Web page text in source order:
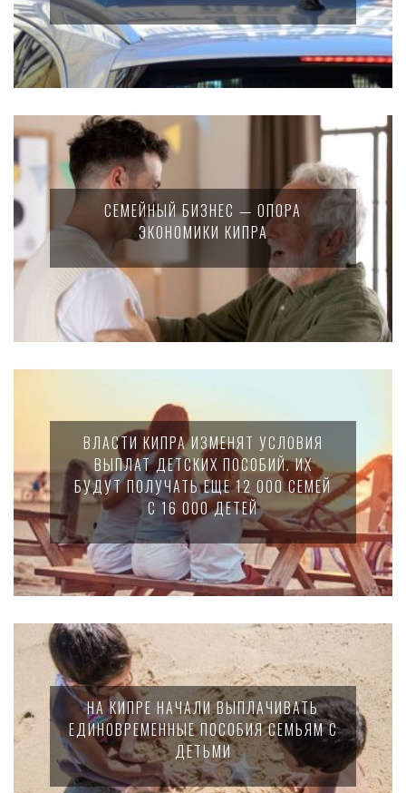
СЕМЕЙНЫЙ БИЗНЕС — ОПОРА
ЭКОНОМИКИ КИПРА
ВЛАСТИ КИПРА ИЗМЕНЯТ УСЛОВИЯ
ВЫПЛАТ ДЕТСКИХ ПОСОБИЙ. ИХ
БУДУТ ПОЛУЧАТЬ ЕЩЕ 12 000 СЕМЕЙ
С 16 000 ДЕТЕЙ
НА КИПРЕ НАЧАЛИ ВЫПЛАЧИВАТЬ
ЕДИНОВРЕМЕННЫЕ ПОСОБИЯ СЕМЬЯМ С
ДЕТЬМИ